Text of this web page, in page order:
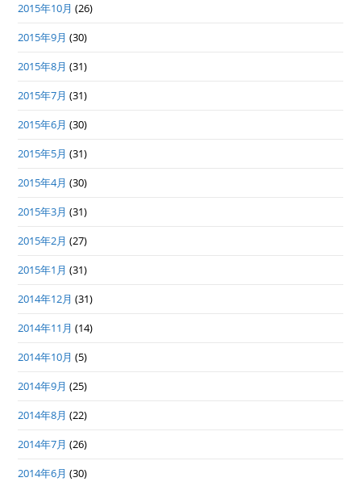
2015年10月 (26)
2015年9月 (30)
2015年8月 (31)
2015年7月 (31)
2015年6月 (30)
2015年5月 (31)
2015年4月 (30)
2015年3月 (31)
2015年2月 (27)
2015年1月 (31)
2014年12月 (31)
2014年11月 (14)
2014年10月 (5)
2014年9月 (25)
2014年8月 (22)
2014年7月 (26)
2014年6月 (30)